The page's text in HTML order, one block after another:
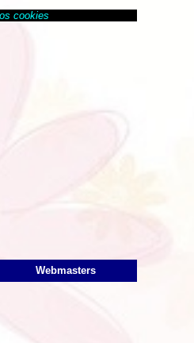
cookies
Webmasters